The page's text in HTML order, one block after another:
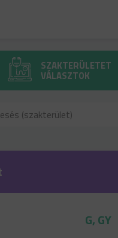
SZAKTERÜLETET
VÁLASZTOK
G, GY